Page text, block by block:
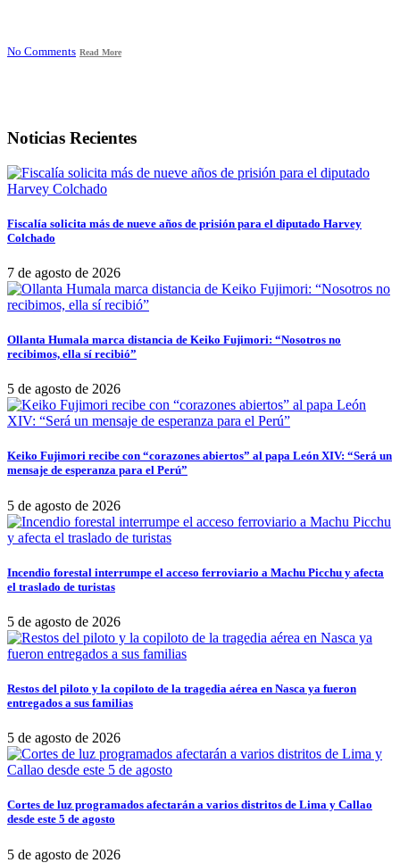
No Comments Read More
Noticias Recientes
Fiscalía solicita más de nueve años de prisión para el diputado Harvey
Colchado
7 de agosto de 2026
Ollanta Humala marca distancia de Keiko Fujimori: “Nosotros no
recibimos, ella sí recibió”
5 de agosto de 2026
Keiko Fujimori recibe con “corazones abiertos” al papa León XIV: “Será un
mensaje de esperanza para el Perú”
5 de agosto de 2026
Incendio forestal interrumpe el acceso ferroviario a Machu Picchu y afecta
el traslado de turistas
5 de agosto de 2026
Restos del piloto y la copiloto de la tragedia aérea en Nasca ya fueron
entregados a sus familias
5 de agosto de 2026
Cortes de luz programados afectarán a varios distritos de Lima y Callao
desde este 5 de agosto
5 de agosto de 2026